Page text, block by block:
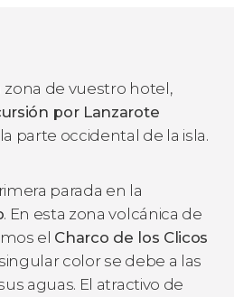
zona de vuestro hotel,
por Lanzarote
parte occidental de la isla.
parada en la
. En esta zona volcánica de
el Charco de los Clicos
color se debe a las
aguas. El atractivo de